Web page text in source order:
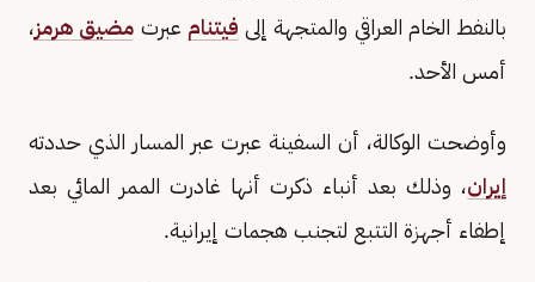
بالنفط الخام العراقي والمتجهة إلى فيتنام عبرت مضيق هرمز،
أمس الأحد.
وأوضحت الوكالة، أن السفينة عبرت ‌عبر ⁠المسار الذي حددته
إيران، وذلك بعد أنباء ⁠ذكرت أنها غادرت الممر المائي بعد
⁠إطفاء أجهزة التتبع ⁠لتجنب هجمات إيرانية.